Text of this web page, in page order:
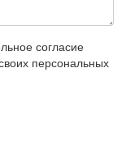
согласие
персональных